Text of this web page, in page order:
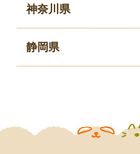
神奈川県
静岡県